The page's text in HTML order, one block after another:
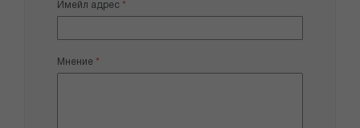
Имейл адрес
Мнение